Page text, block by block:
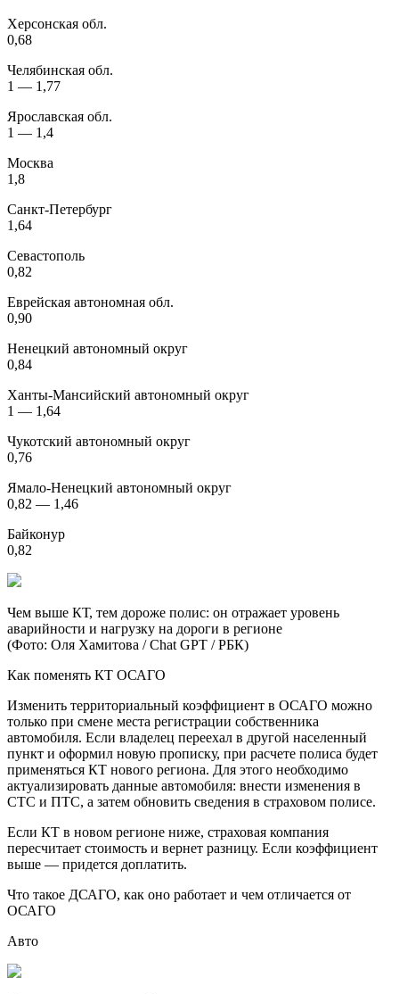
Херсонская обл.
0,68
Челябинская обл.
1 — 1,77
Ярославская обл.
1 — 1,4
Москва
1,8
Санкт-Петербург
1,64
Севастополь
0,82
Еврейская автономная обл.
0,90
Ненецкий автономный округ
0,84
Ханты-Мансийский автономный округ
1 — 1,64
Чукотский автономный округ
0,76
Ямало-Ненецкий автономный округ
0,82 — 1,46
Байконур
0,82
Чем выше КТ, тем дороже полис: он отражает уровень
аварийности и нагрузку на дороги в регионе
(Фото: Оля Хамитова / Chat GPT / РБК)
Как поменять КТ ОСАГО
Изменить территориальный коэффициент в ОСАГО можно
только при смене места регистрации собственника
автомобиля. Если владелец переехал в другой населенный
пункт и оформил новую прописку, при расчете полиса будет
применяться КТ нового региона. Для этого необходимо
актуализировать данные автомобиля: внести изменения в
СТС и ПТС, а затем обновить сведения в страховом полисе.
Если КТ в новом регионе ниже, страховая компания
пересчитает стоимость и вернет разницу. Если коэффициент
выше — придется доплатить.
Что такое ДСАГО, как оно работает и чем отличается от
ОСАГО
Авто